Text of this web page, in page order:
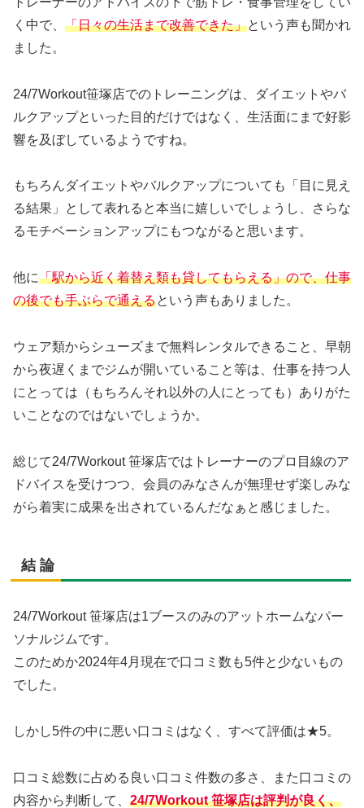
く中で、 「日々の生活まで改善できた」という声も聞かれ
ました。
24/7Workout笹塚店でのトレーニングは、ダイエットやバ
ルクアップといった目的だけではなく、生活面にまで好影
響を及ぼしているようですね。
もちろんダイエットやバルクアップについても「目に見え
る結果」として表れると本当に嬉しいでしょうし、さらな
るモチベーションアップにもつながると思います。
他に「駅から近く着替え類も貸してもらえる」ので、仕事
の後でも手ぶらで通えるという声もありました。
ウェア類からシューズまで無料レンタルできること、早朝
から夜遅くまでジムが開いていること等は、仕事を持つ人
にとっては（もちろんそれ以外の人にとっても）ありがた
いことなのではないでしょうか。
総じて24/7Workout 笹塚店ではトレーナーのプロ目線のア
ドバイスを受けつつ、会員のみなさんが無理せず楽しみな
がら着実に成果を出されているんだなぁと感じました。
結 論
24/7Workout 笹塚店は1ブースのみのアットホームなパー
ソナルジムです。
このためか2024年4月現在で口コミ数も5件と少ないもの
でした。
しかし5件の中に悪い口コミはなく、すべて評価は★5。
口コミ総数に占める良い口コミ件数の多さ、また口コミの
内容から判断して、 24/7Workout 笹塚店は評判が良く、